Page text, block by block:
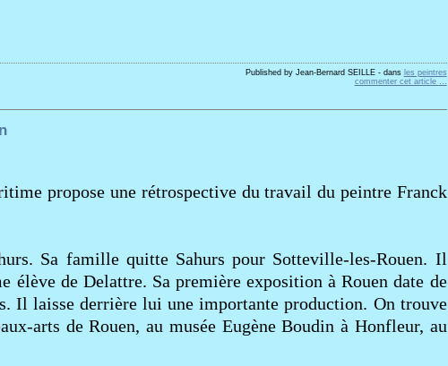
Published by Jean-Bernard SEILLE -dans les peintres
commenter cet article …
propose une rétrospective du travail du peintre Franck
Sa famille quitte Sahurs pour Sotteville-les-Rouen. Il
de Delattre. Sa première exposition à Rouen date de
Il laisse derrière lui une importante production. On trouve
arts de Rouen, au musée Eugène Boudin à Honfleur, au